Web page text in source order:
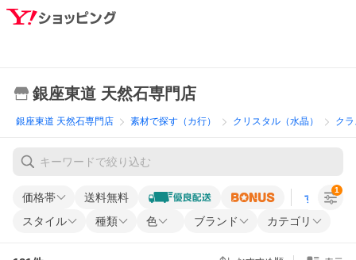
銀座東道 天然石専門店
銀座東道 天然石専門店 素材で探す（カ行） クリスタル（水晶） ク
価格帯 送料無料 すべての条
スタイル 種類 色 ブランド カテゴリ
1